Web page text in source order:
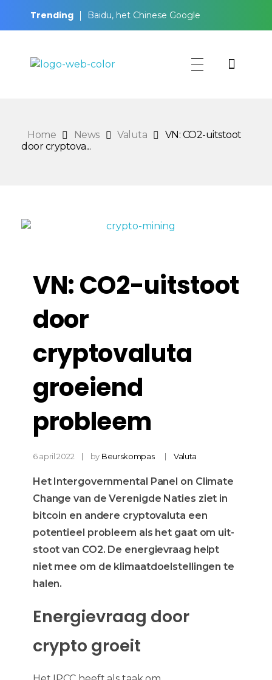
Trending Baidu, het Chinese Google
Home News Valuta
VN: CO2-uitstoot
door cryptova...
VN: CO2-uitstoot
door
cryptovaluta
groeiend
probleem
6 april 2022 by Beurskompas Valuta
Het Intergovernmental Panel on Climate
Change van de Verenigde Naties ziet in
bitcoin en andere cryptovaluta een
potentieel probleem als het gaat om uit-
stoot van CO2. De energievraag helpt
niet mee om de klimaatdoelstellingen te
halen.
Energievraag door
crypto groeit